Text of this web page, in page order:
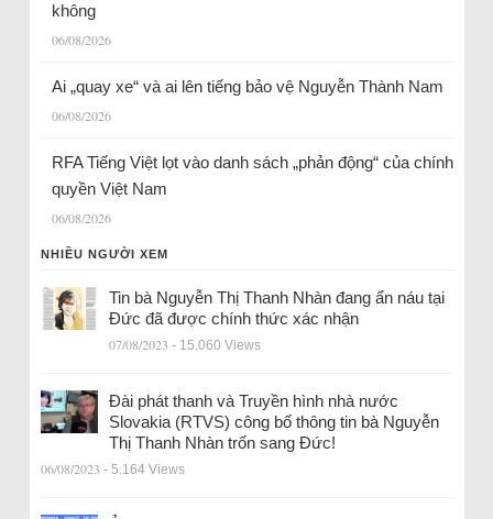
không
06/08/2026
Ai „quay xe“ và ai lên tiếng bảo vệ Nguyễn Thành Nam
06/08/2026
RFA Tiếng Việt lọt vào danh sách „phản động“ của chính
quyền Việt Nam
06/08/2026
NHIỀU NGƯỜI XEM
Tin bà Nguyễn Thị Thanh Nhàn đang ẩn náu tại
Đức đã được chính thức xác nhận
07/08/2023 - 15.060 Views
Đài phát thanh và Truyền hình nhà nước
Slovakia (RTVS) công bố thông tin bà Nguyễn
Thị Thanh Nhàn trốn sang Đức!
06/08/2023 - 5.164 Views